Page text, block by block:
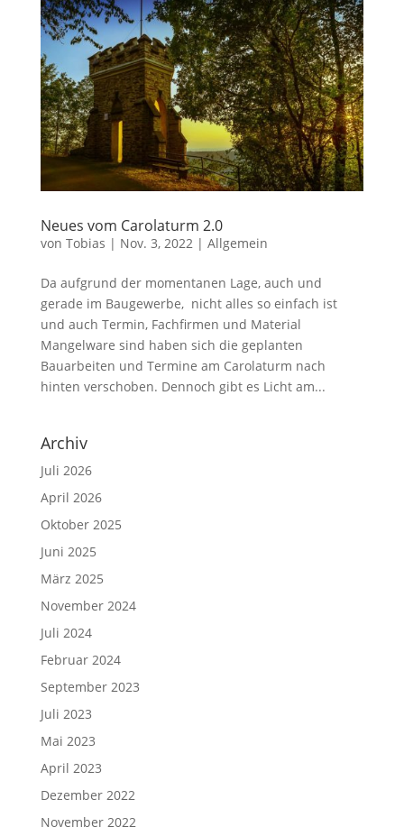
Neues vom Carolaturm 2.0
von Tobias | Nov. 3, 2022 | Allgemein
Da aufgrund der momentanen Lage, auch und
gerade im Baugewerbe, nicht alles so einfach ist
und auch Termin, Fachfirmen und Material
Mangelware sind haben sich die geplanten
Bauarbeiten und Termine am Carolaturm nach
hinten verschoben. Dennoch gibt es Licht am...
Archiv
Juli 2026
April 2026
Oktober 2025
Juni 2025
März 2025
November 2024
Juli 2024
Februar 2024
September 2023
Juli 2023
Mai 2023
April 2023
Dezember 2022
November 2022